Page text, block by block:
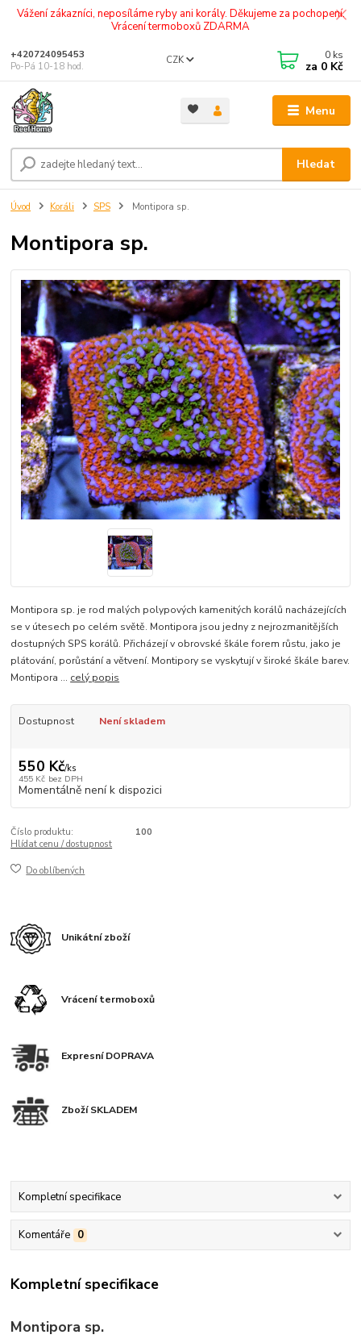
Vážení zákazníci, neposíláme ryby ani korály. Děkujeme za pochopení.
Vrácení termoboxů ZDARMA
Menu
CZK
Hledat
+420724095453
Po-Pá 10-18 hod.
0 ks
za 0 Kč
Úvod Koráli SPS Montipora sp.
Montipora sp.
Montipora sp. je rod malých polypových kamenitých korálů nacházejících
se v útesech po celém světě. Montipora jsou jedny z nejrozmanitějších
dostupných SPS korálů. Přicházejí v obrovské škále forem růstu, jako je
plátování, porůstání a větvení. Montipory se vyskytují v široké škále barev.
Montipora ... celý popis
Dostupnost Není skladem
550 Kč/ks
455 Kč bez DPH
Momentálně není k dispozici
Číslo produktu:
100
Hlídat cenu / dostupnost
Do oblíbených
Unikátní zboží
Vrácení termoboxů
Expresní DOPRAVA
Zboží SKLADEM
Kompletní specifikace
Komentáře 0
Kompletní specifikace
Montipora sp.